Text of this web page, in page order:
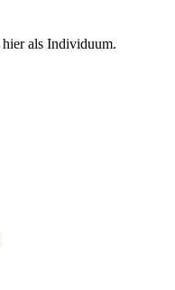
als Individuum.